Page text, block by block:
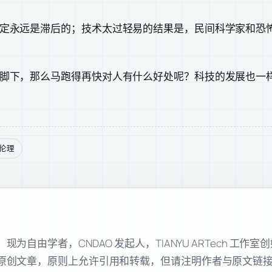
永远是滞后的；技术太过轻易的结果是，民间科学家和
下，那么马跑得再快对人有什么好处呢？科技的发展也
理
为自由学者，CNDAO 发起人，TIANYU ARTech 工作室
创文章，原则上允许引用和转载，但请注明作者与原文链